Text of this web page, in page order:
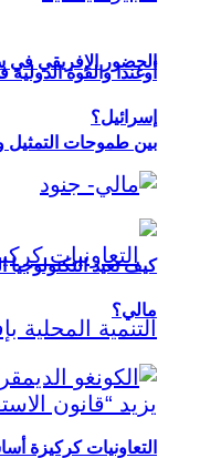
الحضور الإفريقي في
بين طموحات التمثيل
التعاونيات كركيزة
أوغندا والقوة
إسرائيل؟
كيف تعيد
مالي؟